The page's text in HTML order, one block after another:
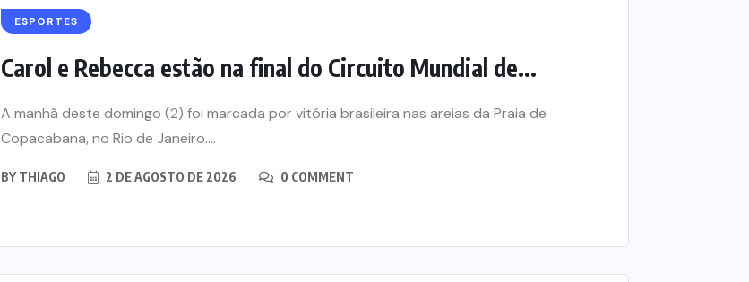
ESPORTES
Carol e Rebecca estão na final do Circuito Mundial de...
A manhã deste domingo (2) foi marcada por vitória brasileira nas areias da Praia de
Copacabana, no Rio de Janeiro....
BY THIAGO 2 DE AGOSTO DE 2026 0 COMMENT